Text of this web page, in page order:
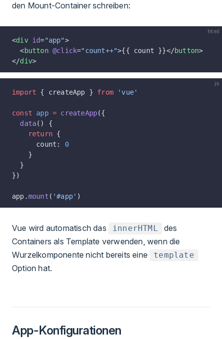
den Mount-Container schreiben:
html
<div id="app">
  <
button @click="count++">{{ count }}</button>
</div>
js
import { createApp } from 'vue'
const app = createApp({
  data
() {
    return
{
      count:
0
    }
  }
})
app.mount ( '#app' )
Vue wird automatisch das innerHTML
des
Containers als Template verwenden, wenn die
Wurzelkomponente nicht bereits eine
template
Option hat.
App-Konfigurationen